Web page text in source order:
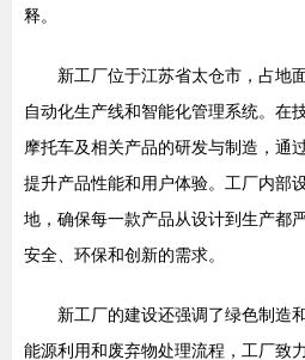
释。
新工厂位于江苏省太仓市，占地
自动化生产线和智能化管理系统。在
摩托车及相关产品的研发与制造，通
提升产品性能和用户体验。工厂内部
地，确保每一款产品从设计到生产都
安全、环保和创新的需求。
新工厂的建设还强调了绿色制造
能源利用和废弃物处理流程，工厂致